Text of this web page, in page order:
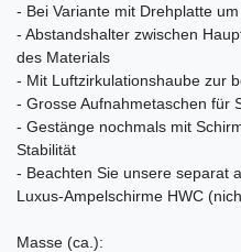
- Bei Variante mit Drehplatte
- Abstandshalter zwischen
des Materials
- Mit Luftzirkulationshaube zur
- Grosse Aufnahmetaschen für
- Gestänge nochmals mit
Stabilität
- Beachten Sie unsere separat
Luxus-Ampelschirme HWC
Masse (ca.):